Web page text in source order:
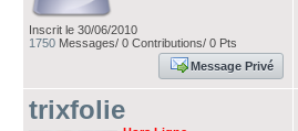
Inscrit le 30/06/2010
1750 Messages/ 0 Contributions/ 0 Pts
Message Privé
trixfolie